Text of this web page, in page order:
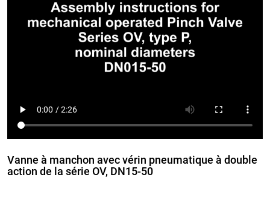
Vanne à manchon avec vérin pneumatique à double
action de la série OV, DN15-50